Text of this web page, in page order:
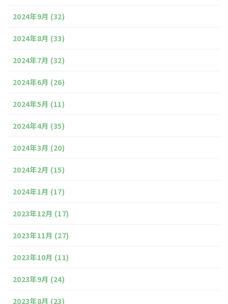
2024年9月 (32)
2024年8月 (33)
2024年7月 (32)
2024年6月 (26)
2024年5月 (11)
2024年4月 (35)
2024年3月 (20)
2024年2月 (15)
2024年1月 (17)
2023年12月 (17)
2023年11月 (27)
2023年10月 (11)
2023年9月 (24)
2023年8月 (23)